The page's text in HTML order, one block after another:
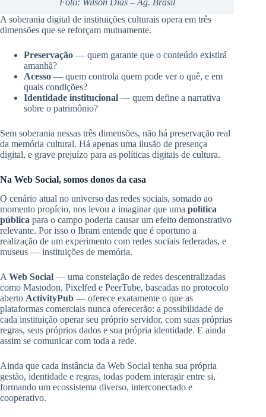
Foto: Wilson Dias – Ag. Brasil
A soberania digital de instituições culturais opera em três
dimensões que se reforçam mutuamente.
Preservação — quem garante que o conteúdo existirá
amanhã?
Acesso — quem controla quem pode ver o quê, e em
quais condições?
Identidade institucional — quem define a narrativa
sobre o patrimônio?
Sem soberania nessas três dimensões, não há preservação real
da memória cultural. Há apenas uma ilusão de presença
digital, e grave prejuízo para as políticas digitais de cultura.
Na Web Social, somos donos da casa
O cenário atual no universo das redes sociais, somado ao
momento propício, nos levou a imaginar que uma política
pública para o campo poderia causar um efeito demonstrativo
relevante. Por isso o Ibram entende que é oportuno a
realização de um experimento com redes sociais federadas, e
museus — instituições de memória.
AWeb Social — uma constelação de redes descentralizadas
como Mastodon, Pixelfed e PeerTube, baseadas no protocolo
aberto ActivityPub — oferece exatamente o que as
plataformas comerciais nunca oferecerão: a possibilidade de
cada instituição operar seu próprio servidor, com suas próprias
regras, seus próprios dados e sua própria identidade. E ainda
assim se comunicar com toda a rede.
Ainda que cada instância da Web Social tenha sua própria
gestão, identidade e regras, todas podem interagir entre si,
formando um ecossistema diverso, interconectado e
cooperativo.